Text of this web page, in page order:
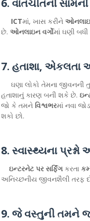
6. વાતચીતનો
ICTમાં, ખાસ કરીને
છે. ઓનલાઇન વર્ગોમાં ઘણી
7. હતાશા, એકલતા
ઘણા લોકો તેમના જીવનની
હતાશાનું કારણ બની શકે છે.
જો કે તમને વિશ્વભરમાં નવા
શકો છો.
8. સ્વાસ્થ્યના
ઇન્ટરનેટ પર સર્ફિંગ કરતા
અનિચ્છનીય જીવનશૈલી તરફ
9. જે વસ્તુની તમને